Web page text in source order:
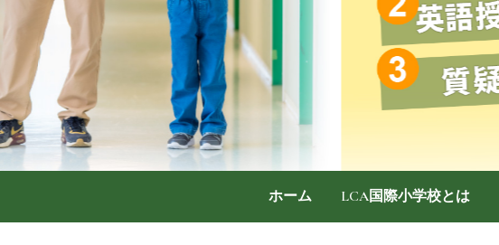
ホーム LCA国際小学校とは